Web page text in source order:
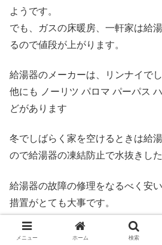
ようです。
でも、ガスの床暖房、一軒家は給
るので値段が上がります。
給湯器のメーカーは、リンナイでし
他にも ノーリツ パロマ パーパス
どがあります
冬でしばらく家を空けるときは給
ので給湯器の凍結防止で水抜きし
給湯器の故障の修理をなるべく安
措置がとても大事です。
少し時間的に余裕があるなら給湯
メニュー ホーム 検索